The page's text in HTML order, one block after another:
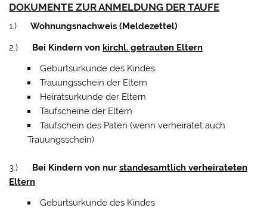
DOKUMENTE ZUR ANMELDUNG DER TAUFE
1.) Wohnungsnachweis (Meldezettel)
2.) Bei Kindern von kirchl. getrauten Eltern
Geburtsurkunde des Kindes
Trauungsschein der Eltern
Heiratsurkunde der Eltern
Taufscheine der Eltern
Taufschein des Paten (wenn verheiratet auch
Trauungsschein)
3.) Bei Kindern von nurstandesamtlich verheirateten
Eltern
Geburtsurkunde des Kindes